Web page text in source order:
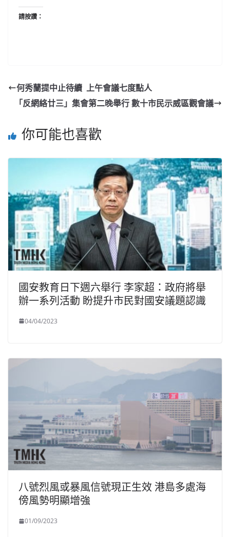
請按讚：
何秀蘭提中止待續 上午會議七度點人
「反網絡廿三」集會第二晚舉行 數十市民示威區觀會議
你可能也喜歡
國安教育日下週六舉行 李家超：政府將舉
辦一系列活動 盼提升市民對國安議題認識
04/04/2023
八號烈風或暴風信號現正生效 港島多處海
傍風勢明顯增強
01/09/2023